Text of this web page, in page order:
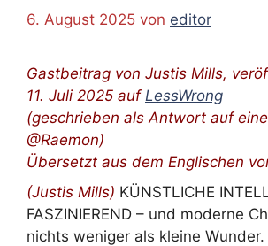
6. August 2025 von editor
Gastbeitrag von Justis Mills,
11. Juli 2025 auf LessWrong
(geschrieben als Antwort auf
@Raemon)
Übersetzt aus dem Englischen
(Justis Mills) KÜNSTLICHE
FASZINIEREND – und moderne
nichts weniger als kleine Wunder.